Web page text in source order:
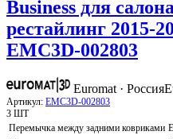
Business для
рестайлинг 2015-
EMC3D-002803
Euromat · Россия
Артикул: EMC3D-002803
3 ШТ
Перемычка между задними ковриками